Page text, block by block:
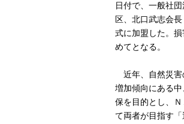
日付で、一般社
区、北口武志会
式に加盟した。
めてとなる。
近年、自然災害
増加傾向にある
保を目的とし、
て両者が目指す